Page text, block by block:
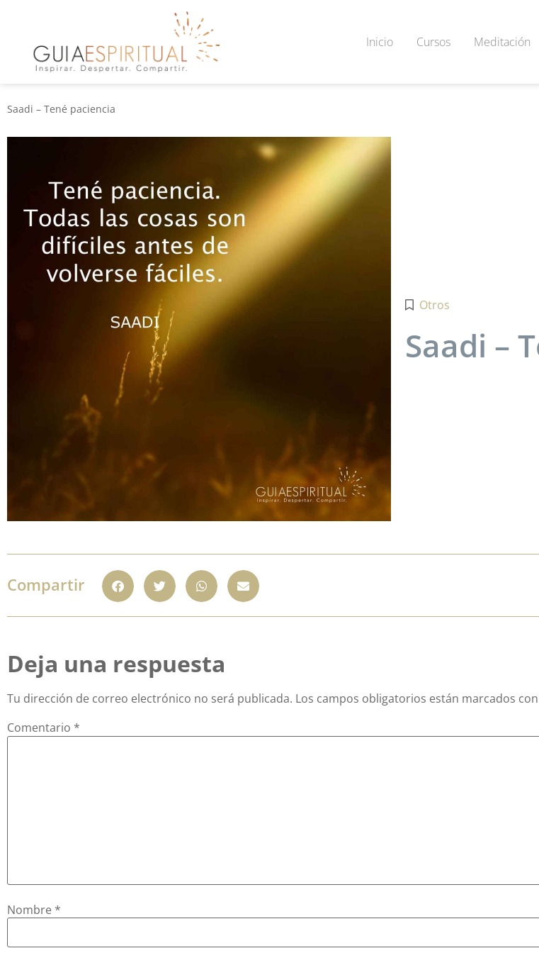
Inicio Cursos Meditación
Saadi – Tené paciencia
Otros
Saadi –
Compartir
Deja una respuesta
Tu dirección de correo electrónico no será publicada. Los campos obligatorios están marcados con
Comentario *
Nombre *